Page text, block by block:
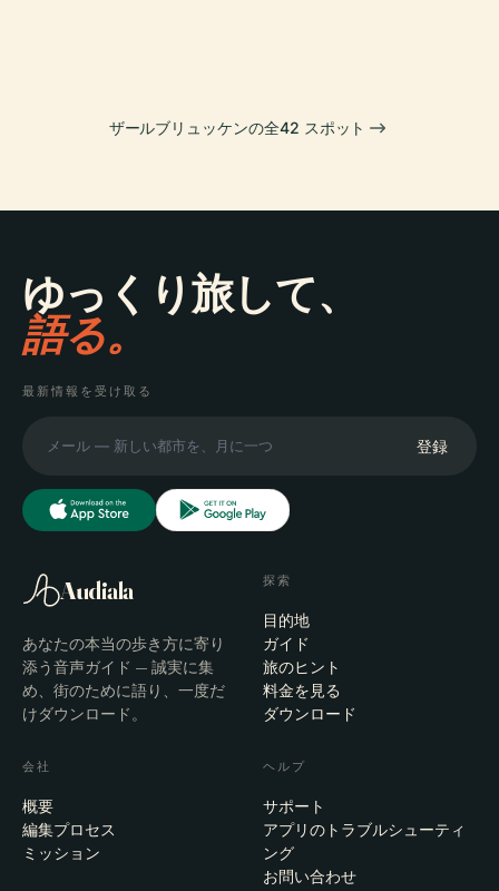
ザールブリュッケンの全42 スポット
ゆっくり旅して、
語る。
最新情報を受け取る
登録
Audiala
あなたの本当の歩き方に寄り
添う音声ガイド — 誠実に集
め、街のために語り、一度だ
けダウンロード。
探索
目的地
ガイド
旅のヒント
料金を見る
ダウンロード
会社
概要
編集プロセス
ミッション
ヘルプ
サポート
アプリのトラブルシューティ
ング
お問い合わせ